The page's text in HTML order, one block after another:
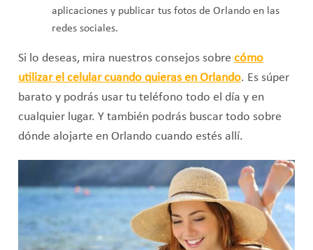
aplicaciones y publicar tus fotos de Orlando en las
redes sociales.
Si lo deseas, mira nuestros consejos sobre cómo
utilizar el celular cuando quieras en Orlando. Es súper
barato y podrás usar tu teléfono todo el día y en
cualquier lugar. Y también podrás buscar todo sobre
dónde alojarte en Orlando cuando estés allí.